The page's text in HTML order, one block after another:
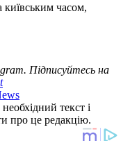
часом,
Підписуйтесь на
текст і
про це редакцію.